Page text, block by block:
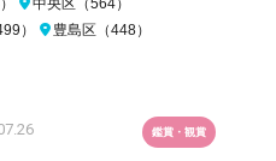
中央区（564）
）
豊島区（448）
鑑賞・観賞